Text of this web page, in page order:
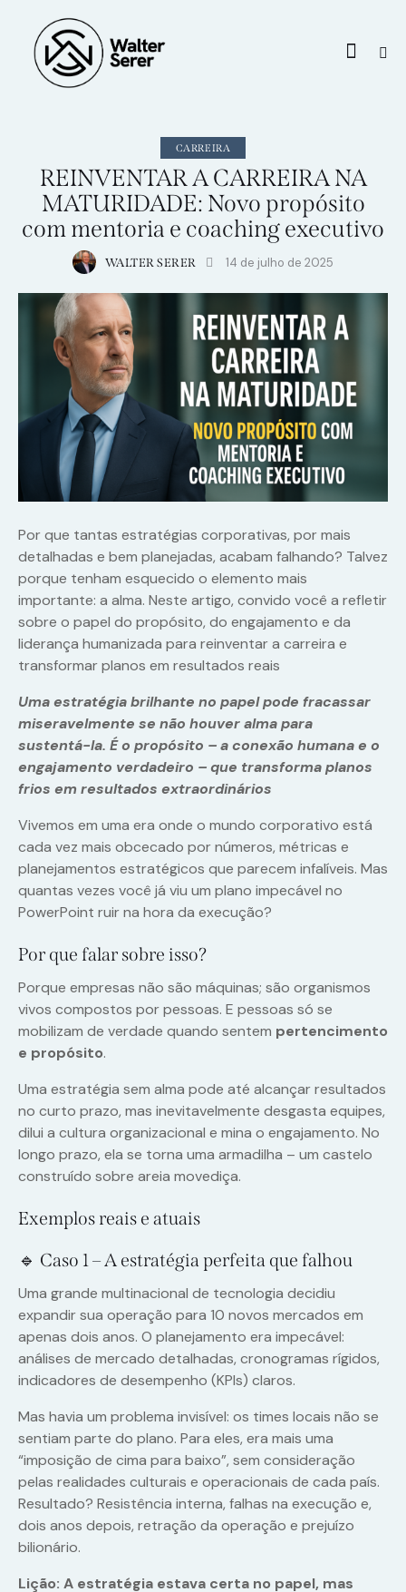
CARREIRA
REINVENTAR A CARREIRA NA
MATURIDADE: Novo propósito
com mentoria e coaching executivo
WALTER SERER 14 de julho de 2025
Por que tantas estratégias corporativas, por mais
detalhadas e bem planejadas, acabam falhando? Talvez
porque tenham esquecido o elemento mais
importante: a alma. Neste artigo, convido você a refletir
sobre o papel do propósito, do engajamento e da
liderança humanizada para reinventar a carreira e
transformar planos em resultados reais
Uma estratégia brilhante no papel pode fracassar
miseravelmente se não houver alma para
sustentá-la. É o propósito – a conexão humana e o
engajamento verdadeiro – que transforma planos
frios em resultados extraordinários
Vivemos em uma era onde o mundo corporativo está
cada vez mais obcecado por números, métricas e
planejamentos estratégicos que parecem infalíveis. Mas
quantas vezes você já viu um plano impecável no
PowerPoint ruir na hora da execução?
Por que falar sobre isso?
Porque empresas não são máquinas; são organismos
vivos compostos por pessoas. E pessoas só se
mobilizam de verdade quando sentem pertencimento
e propósito.
Uma estratégia sem alma pode até alcançar resultados
no curto prazo, mas inevitavelmente desgasta equipes,
dilui a cultura organizacional e mina o engajamento. No
longo prazo, ela se torna uma armadilha – um castelo
construído sobre areia movediça.
Exemplos reais e atuais
🔹 Caso 1 – A estratégia perfeita que falhou
Uma grande multinacional de tecnologia decidiu
expandir sua operação para 10 novos mercados em
apenas dois anos. O planejamento era impecável:
análises de mercado detalhadas, cronogramas rígidos,
indicadores de desempenho (KPIs) claros.
Mas havia um problema invisível: os times locais não se
sentiam parte do plano. Para eles, era mais uma
“imposição de cima para baixo”, sem consideração
pelas realidades culturais e operacionais de cada país.
Resultado? Resistência interna, falhas na execução e,
dois anos depois, retração da operação e prejuízo
bilionário.
Lição: A estratégia estava certa no papel, mas